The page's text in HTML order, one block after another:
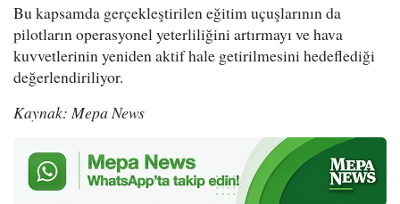
Bu kapsamda gerçekleştirilen eğitim uçuşlarının da
pilotların operasyonel yeterliliğini artırmayı ve hava
kuvvetlerinin yeniden aktif hale getirilmesini hedeflediği
değerlendiriliyor.
Kaynak: Mepa News